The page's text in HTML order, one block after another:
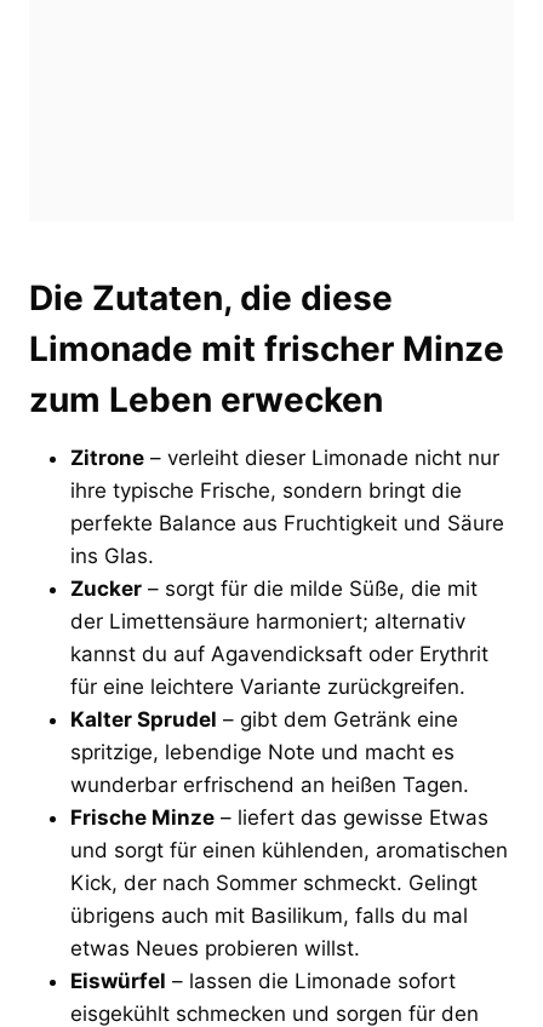
Die Zutaten, die diese
Limonade mit frischer Minze
zum Leben erwecken
Zitrone – verleiht dieser Limonade nicht nur
ihre typische Frische, sondern bringt die
perfekte Balance aus Fruchtigkeit und Säure
ins Glas.
Zucker – sorgt für die milde Süße, die mit
der Limettensäure harmoniert; alternativ
kannst du auf Agavendicksaft oder Erythrit
für eine leichtere Variante zurückgreifen.
Kalter Sprudel – gibt dem Getränk eine
spritzige, lebendige Note und macht es
wunderbar erfrischend an heißen Tagen.
Frische Minze – liefert das gewisse Etwas
und sorgt für einen kühlenden, aromatischen
Kick, der nach Sommer schmeckt. Gelingt
übrigens auch mit Basilikum, falls du mal
etwas Neues probieren willst.
Eiswürfel – lassen die Limonade sofort
eisgekühlt schmecken und sorgen für den